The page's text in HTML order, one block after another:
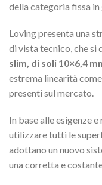
della categoria fissa
Loving presenta una
di vista tecnico, che si
slim, di soli 10×6,4
estrema linearità
presenti sul mercato.
In base alle esigenze
utilizzare tutti le
adottano un nuovo
una corretta e